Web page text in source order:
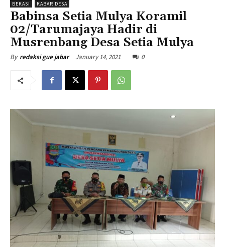
BEKASI KABAR DESA
Babinsa Setia Mulya Koramil
02/Tarumajaya Hadir di
Musrenbang Desa Setia Mulya
By redaksi gue jabar January 14, 2021 0